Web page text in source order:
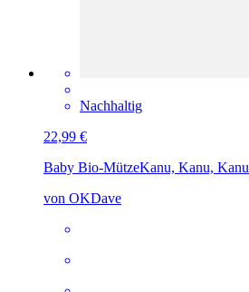
Nachhaltig
22,99 €
Baby Bio-MützeKanu, Kanu, Kanu
von OKDave